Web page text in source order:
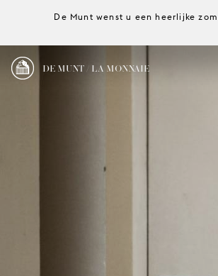
De Munt wenst u een heerlijke
DE MUNT / LA MONNAIE